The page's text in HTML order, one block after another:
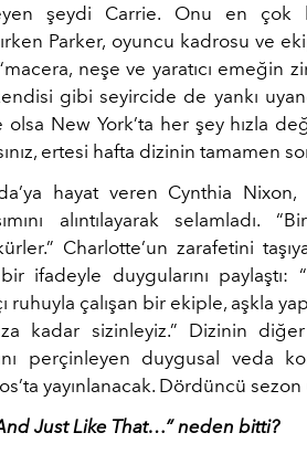
şeydi Carrie. Onu en çok
Parker, oyuncu kadrosu ve
neşe ve yaratıcı emeğin
gibi seyircide de yankı
New York’ta her şey hızla
ertesi hafta dizinin tamamen
hayat veren Cynthia Nixon,
alıntılayarak
Charlotte’un zarafetini
ifadeyle duygularını
ruhuyla çalışan bir ekiple, aşkla
kadar sizinleyiz.” Dizinin
perçinleyen duygusal veda
yayınlanacak. Dördüncü sezon
Just Like That…” neden bitti?